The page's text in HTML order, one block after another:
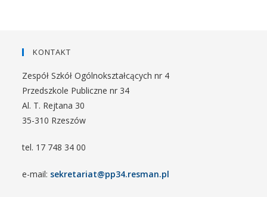
KONTAKT
Zespół Szkół Ogólnokształcących nr 4
Przedszkole Publiczne nr 34
Al. T. Rejtana 30
35-310 Rzeszów
tel. 17 748 34 00
e-mail: sekretariat@pp34.resman.pl